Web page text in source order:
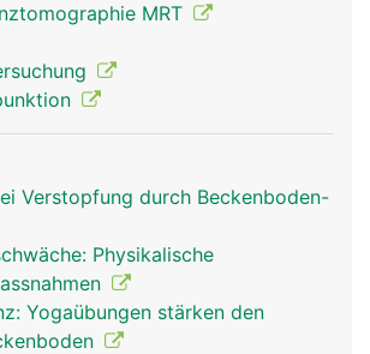
MRT
Verstopfung durch Beckenboden-
Physikalische
Yogaübungen stärken den